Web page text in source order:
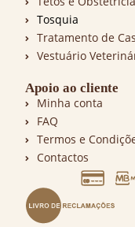
Tosquia
Tratamento de
Vestuário
Apoio ao cliente
Minha conta
FAQ
Termos e
Contactos